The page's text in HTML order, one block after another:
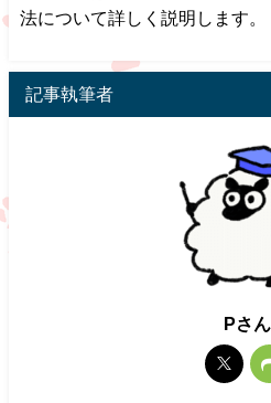
法について詳しく説明します。
記事執筆者
Pさん